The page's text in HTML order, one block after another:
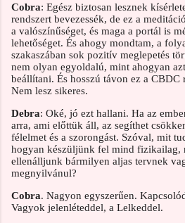
Cobra: Egész biztosan lesznek
rendszert bevezessék, de ez a
a valószínűséget, és maga a portál is
lehetőséget. És ahogy mondtam, a
szakaszában sok pozitív meglepetés
nem olyan egyoldalú, mint ahogyan
beállítani. És hosszú távon ez a CBDC
Nem lesz sikeres.
Debra: Oké, jó ezt hallani. Ha az
arra, ami előttük áll, az segíthet
félelmet és a szorongást. Szóval, mit
hogyan készüljünk fel mind fizikailag,
ellenálljunk bármilyen aljas tervnek
megnyilvánul?
Cobra. Nagyon egyszerűen.
Vagyok jelenléteddel, a Lelkeddel.